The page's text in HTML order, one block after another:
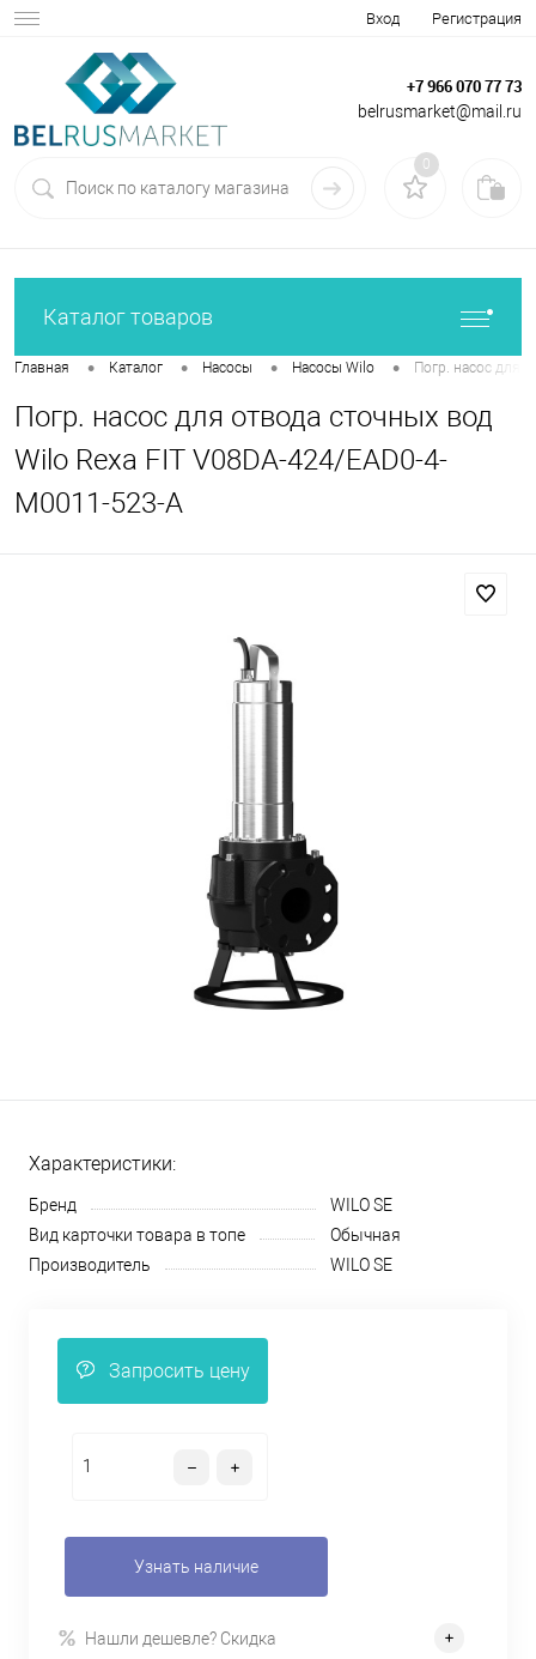
Вход Регистрация
+7 966 070 77 73
belrusmarket@mail.ru
0
Каталог товаров
Главная • Каталог • Насосы • Насосы Wilo • Погр. насос для
Погр. насос для отвода сточных вод
Wilo Rexa FIT V08DA-424/EAD0-4-
M0011-523-A
Характеристики:
Бренд
WILO SE
Вид карточки товара в топе
Обычная
Производитель
WILO SE
Запросить цену
Узнать наличие
Нашли дешевле? Скидка